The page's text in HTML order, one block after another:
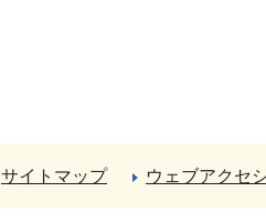
サイトマップ ウェブアクセ